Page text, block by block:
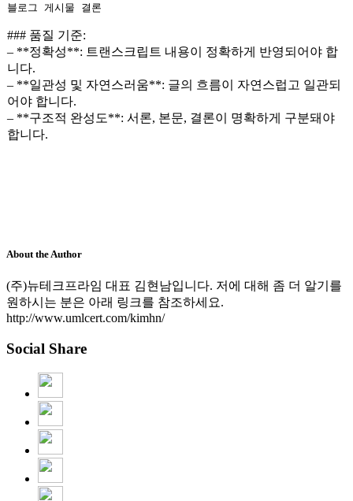
블로그 게시물 결론
### 품질 기준:
– **정확성**: 트랜스크립트 내용이 정확하게 반영되어야 합
니다.
– **일관성 및 자연스러움**: 글의 흐름이 자연스럽고 일관되
어야 합니다.
– **구조적 완성도**: 서론, 본문, 결론이 명확하게 구분돼야
합니다.
About the Author
(주)뉴테크프라임 대표 김현남입니다. 저에 대해 좀 더 알기를
원하시는 분은 아래 링크를 참조하세요.
http://www.umlcert.com/kimhn/
Social Share